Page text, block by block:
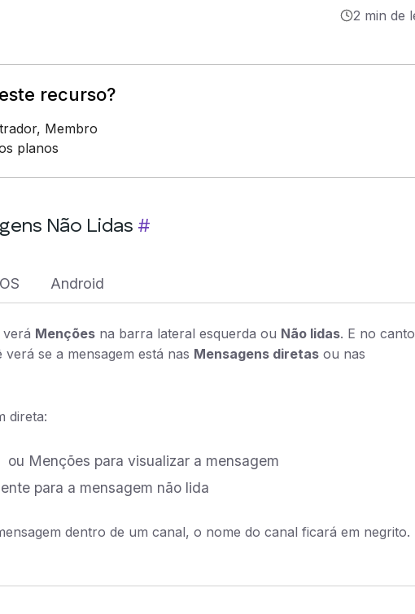
2 min de
recurso?
Membro
planos
Não Lidas #
Android
Menções na barra lateral esquerda ou Não lidas. E no canto
se a mensagem está nas Mensagens diretas ou nas
direta:
ou Menções para visualizar a mensagem
para a mensagem não lida
dentro de um canal, o nome do canal ficará em negrito.